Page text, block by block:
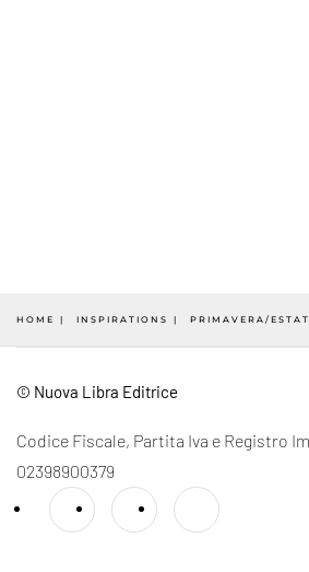
HOME INSPIRATIONS PRIMAVERA/
© Nuova Libra Editrice
Codice Fiscale, Partita Iva e Registro
02398900379